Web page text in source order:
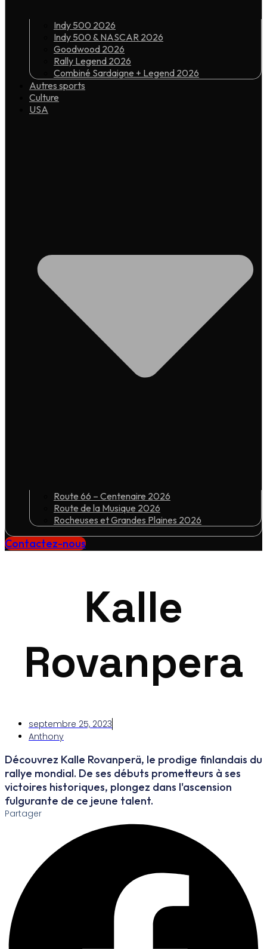
Indy 500 2026
Indy 500 & NASCAR 2026
Goodwood 2026
Rally Legend 2026
Combiné Sardaigne + Legend 2026
Autres sports
Culture
USA
Route 66 – Centenaire 2026
Route de la Musique 2026
Rocheuses et Grandes Plaines 2026
Contactez-nous
Kalle
Rovanpera
septembre 25, 2023
Anthony
Découvrez Kalle Rovanperä, le prodige finlandais du
rallye mondial. De ses débuts prometteurs à ses
victoires historiques, plongez dans l'ascension
fulgurante de ce jeune talent.
Partager